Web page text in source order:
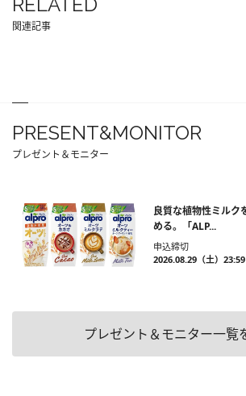
関連記事
PRESENT&MONITOR
プレゼント＆モニター
良質な植物性ミルク
める。「ALP...
申込締切
2026.08.29（土）
プレゼント＆モニター一覧